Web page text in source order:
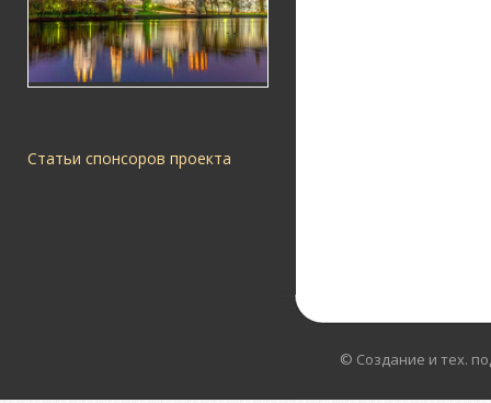
Статьи спонсоров проекта
© Создание и тех.